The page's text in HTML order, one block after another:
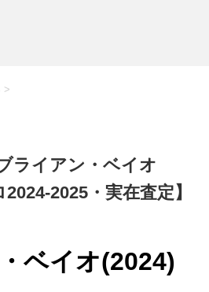
>
ライアン・ベイオ
2025・実在査定】
ベイオ(2024)